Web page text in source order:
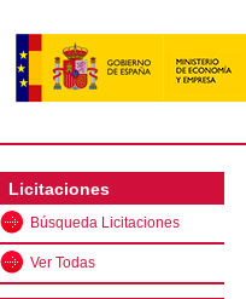
Licitaciones
Búsqueda Licitaciones
Ver Todas